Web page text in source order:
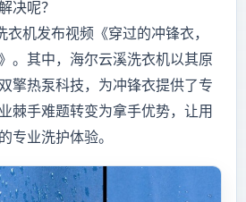
决呢？
机发布视频《穿过的冲锋衣，
。其中，海尔云溪洗衣机以其原
擎热泵科技，为冲锋衣提供了专
棘手难题转变为拿手优势，让用
专业洗护体验。